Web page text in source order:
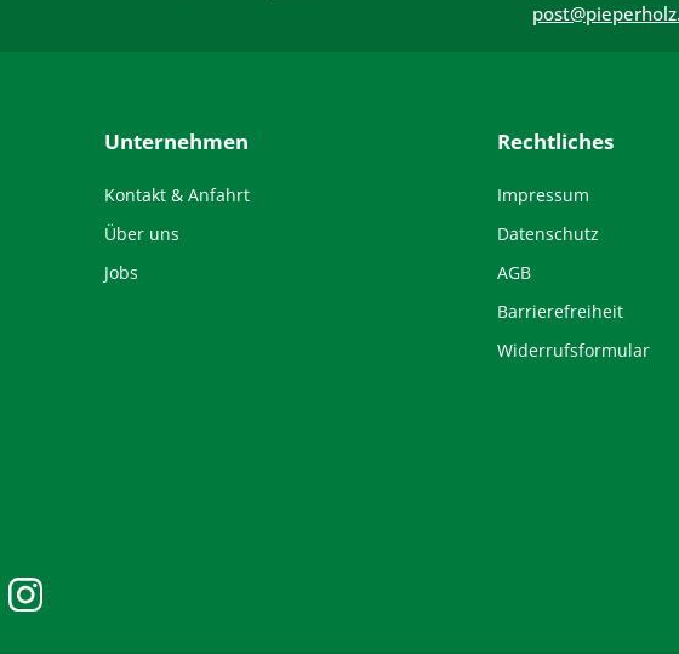
Unternehmen
Kontakt & Anfahrt
Über uns
Jobs
Rechtliches
Impressum
Datenschutz
AGB
Barrierefreiheit
Widerrufsformular